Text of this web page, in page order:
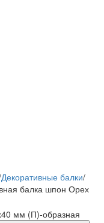
Декоративные балки/
балка шпон Орех